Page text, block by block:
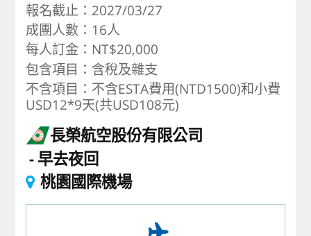
報名截止：2027/03/27
成團人數：16人
每人訂金：NT$20,000
包含項目：含稅及雜支
不含項目：不含ESTA費用(NTD1500)和小費
USD12*9天(共USD108元)
長榮航空股份有限公司
早去夜回
桃園國際機場